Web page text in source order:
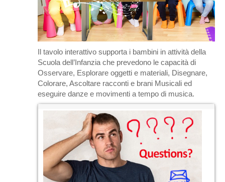
Il tavolo interattivo supporta i bambini in attività della
Scuola dell’Infanzia che prevedono le capacità di
Osservare, Esplorare oggetti e materiali, Disegnare,
Colorare, Ascoltare racconti e brani Musicali ed
eseguire danze e movimenti a tempo di musica.